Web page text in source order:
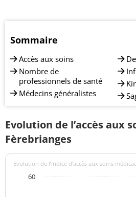
Sommaire
Accès aux soins
Nombre de
professionnels de santé
Médecins généralistes
Evolution de l’accès aux
Fèrebrianges
Evolution de l’indice d’accès aux soins
60